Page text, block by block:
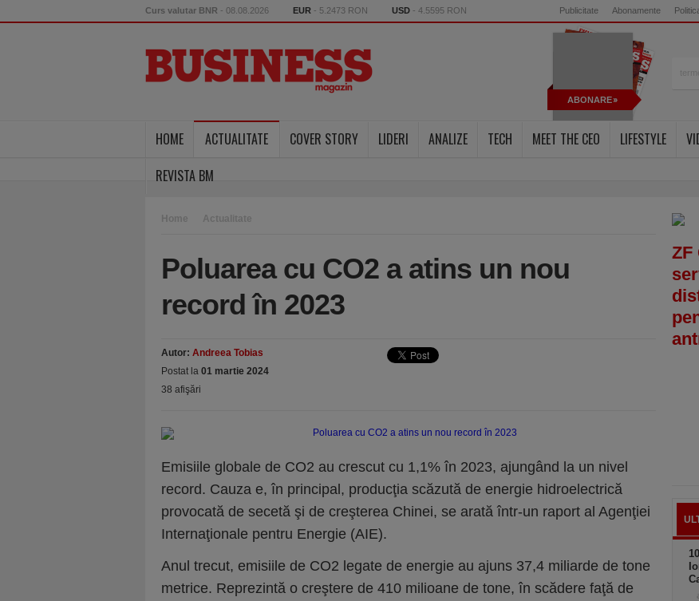
Curs valutar BNR - 08.08.2026 EUR - 5.2473 RON USD - 4.5595 RON Publicitate Abonamente
ABONARE
HOME ACTUALITATE COVER STORY LIDERI ANALIZE TECH MEET THE CEO LIFESTYLE
REVISTA BM
Home Actualitate
Poluarea cu CO2 a atins un nou
record în 2023
Autor: Andreea Tobias
Postat la 01 martie 2024
38 afişări
Emisiile globale de CO2 au crescut cu 1,1% în 2023, ajungând la un nivel
record. Cauza e, în principal, producţia scăzută de energie hidroelectrică
provocată de secetă şi de creşterea Chinei, se arată într-un raport al Agenţiei
Internaţionale pentru Energie (AIE).
Anul trecut, emisiile de CO2 legate de energie au ajuns 37,4 miliarde de tone
metrice. Reprezintă o creştere de 410 milioane de tone, în scădere faţă de
ZF